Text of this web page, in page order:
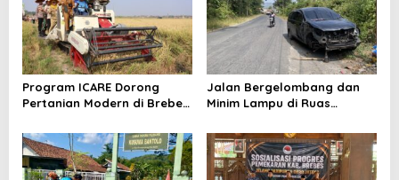
Program ICARE Dorong
Pertanian Modern di Brebes,
Tembus 10,2 Ton per Hektare
Jalan Bergelombang dan
Minim Lampu di Ruas
Telan Korban, Innova
Hantam Pohon di
Bantarkawung